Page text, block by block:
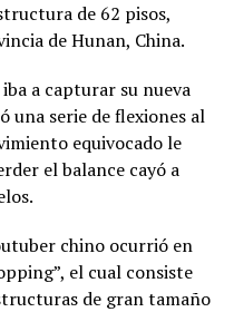
de 62 pisos,
de Hunan, China.
a capturar su nueva
una serie de flexiones al
equivocado le
el balance cayó a
chino ocurrió en
el cual consiste
de gran tamaño